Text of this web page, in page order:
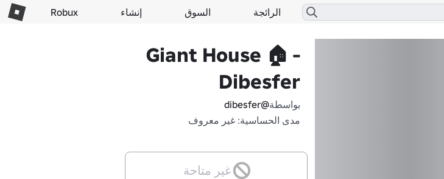
الرائجة السوق إنشاء Robux
Giant House 🏠 -
Dibesfer
بواسطة@dibesfer
مدى الحساسية: غير معروف
غير متاحة